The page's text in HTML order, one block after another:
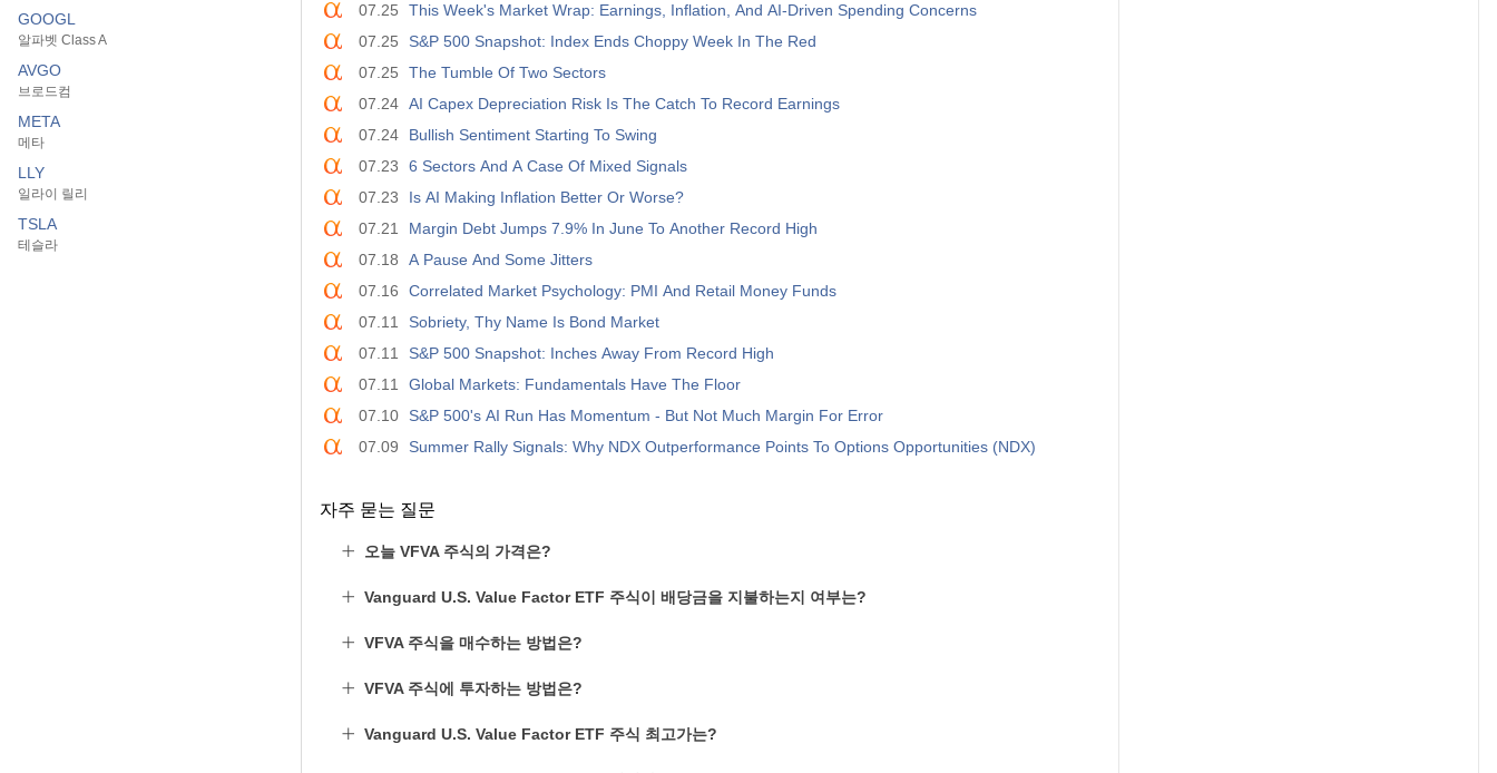
GOOGL
알파벳 Class A
AVGO
브로드컴
META
메타
LLY
일라이 릴리
TSLA
테슬라
07.25
This Week's Market Wrap: Earnings, Inflation, And AI-Driven Spending Concerns
07.25
S&P 500 Snapshot: Index Ends Choppy Week In The Red
07.25
The Tumble Of Two Sectors
07.24 AI Capex Depreciation Risk Is The Catch To Record Earnings
07.24
Bullish Sentiment Starting To Swing
07.23
6 Sectors And A Case Of Mixed Signals
07.23
Is AI Making Inflation Better Or Worse?
07.21
Margin Debt Jumps 7.9% In June To Another Record High
07.18
A Pause And Some Jitters
07.16
Correlated Market Psychology: PMI And Retail Money Funds
07.11
Sobriety, Thy Name Is Bond Market
07.11
S&P 500 Snapshot: Inches Away From Record High
07.11
Global Markets: Fundamentals Have The Floor
07.10
S&P 500's AI Run Has Momentum - But Not Much Margin For Error
07.09
Summer Rally Signals: Why NDX Outperformance Points To Options Opportunities (NDX)
자주 묻는 질문
오늘 VFVA 주식의 가격은?
Vanguard U.S. Value Factor ETF 주식이 배당금을 지불하는지 여부는?
VFVA 주식을 매수하는 방법은?
VFVA 주식에 투자하는 방법은?
Vanguard U.S. Value Factor ETF 주식 최고가는?